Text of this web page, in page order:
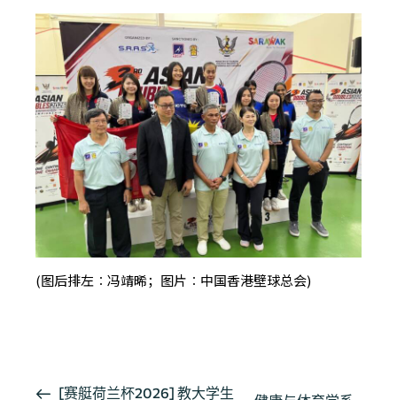
(图后排左︰冯靖晞；图片︰中国香港壁球总会)
[赛艇荷兰杯2026] 教大学生